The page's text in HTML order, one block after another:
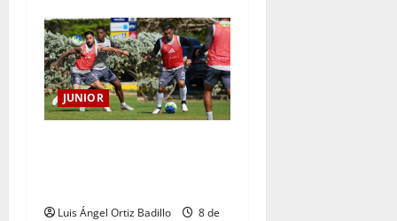
JUNIOR
Luis Ángel Ortiz Badillo
8 de